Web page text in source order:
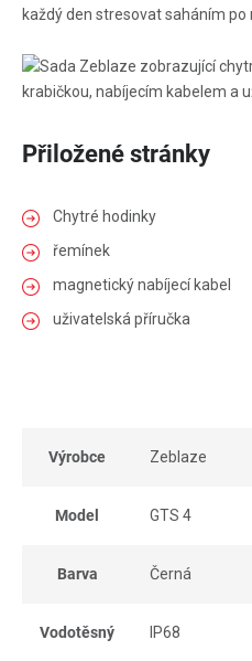
každý den stresovat saháním po
Přiložené stránky
Chytré hodinky
řemínek
magnetický nabíjecí kabel
uživatelská příručka
Výrobce Zeblaze
Model GTS 4
Barva Černá
Vodotěsný IP68